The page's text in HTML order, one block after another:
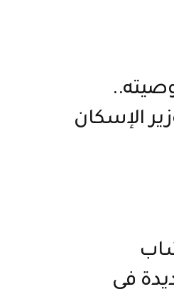
الإسكان
فى